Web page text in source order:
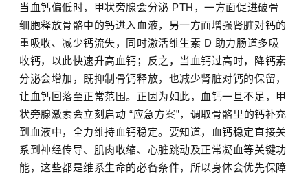
当血钙偏低时，甲状旁腺会分泌 PTH，一方面促进破骨
细胞释放骨骼中的钙进入血液，另一方面增强肾脏对钙的
重吸收、减少钙流失，同时激活维生素 D 助力肠道多吸
收钙，以此快速升高血钙；反之，当血钙过高时，降钙素
分泌会增加，既抑制骨钙释放，也减少肾脏对钙的保留，
让血钙回落至正常范围。正因为如此，血钙一旦不足，甲
状旁腺激素会立刻启动 “应急方案”，调取骨骼里的钙补充
到血液中，全力维持血钙稳定。要知道，血钙稳定直接关
系到神经传导、肌肉收缩、心脏跳动及正常凝血等关键功
能，这些都是维系生命的必备条件，所以身体会优先保障